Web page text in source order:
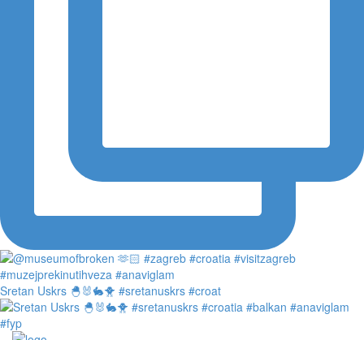
Sretan Uskrs 🐣🐰🐇🐥 #sretanuskrs #croat